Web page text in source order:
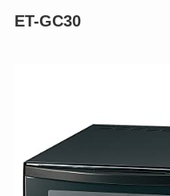
ET-GC30